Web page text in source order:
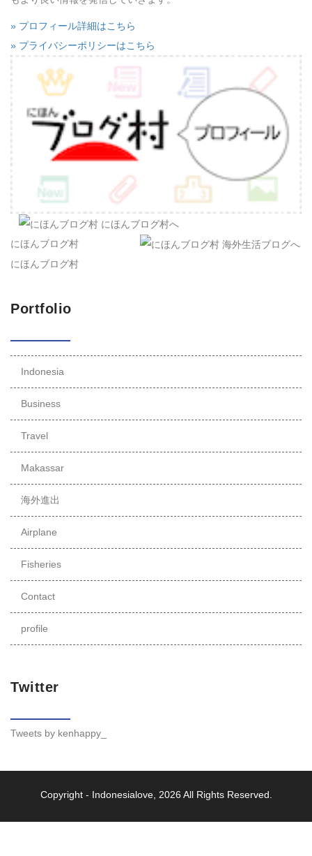
» プロフィール詳細はこちら
» プライバシーポリシーはこちら
にほんブログ村
にほんブログ村
Portfolio
Indonesia
Business
Travel
Makassar
海外進出
Airplane
Fisheries
Contact
profile
Twitter
Tweets by kenhappy_
Copyright - Indonesialove, 2026 All Rights Reserved.